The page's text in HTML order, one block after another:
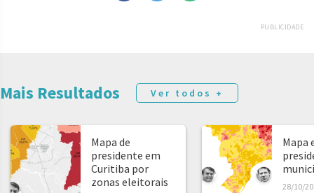
PUBLICIDADE
Mais Resultados Ver todos +
Mapa de
presidente em
Curitiba por
zonas eleitorais
Mapa
28/10/